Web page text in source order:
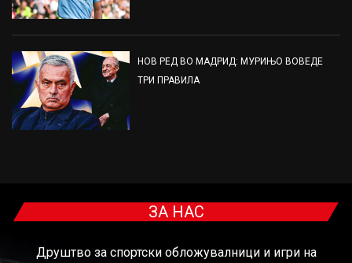
НОВ РЕД ВО МАДРИД: МУРИЊО ВОВЕДЕ
ТРИ ПРАВИЛА
ЗА НАС
Друштво за спортски обложувалници и игри на